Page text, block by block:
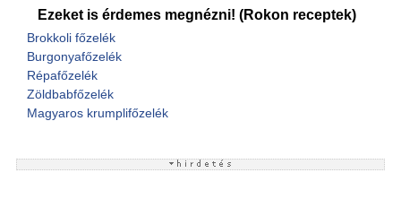
Ezeket is érdemes megnézni! (Rokon receptek)
Brokkoli főzelék
Burgonyafőzelék
Répafőzelék
Zöldbabfőzelék
Magyaros krumplifőzelék